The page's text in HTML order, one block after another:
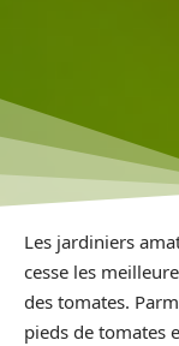
Les jardiniers
cesse les
des tomates.
pieds de tomates